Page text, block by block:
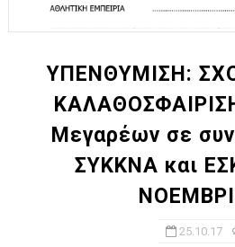
Ο δρόμος για τον 29ο τελικό
U21: Τεράστια πρόκριση για
Γ΄ανδρών play offs : "Σκληρό"
Play off B εφήβων Β φάση Στο f4
ΥΠΕΝΘΥΜΙΣΗ:
Μεγαρέων σε
ΣΥΚΚΝΑ και
25.10.17